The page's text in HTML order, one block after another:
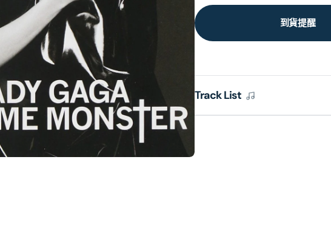
到貨提醒
Track List
在
相
簿
中
啟
第
圖